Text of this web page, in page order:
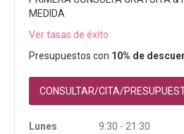
MEDIDA
Ver tasas de éxito
Presupuestos con 10% de
CONSULTAR/CITA/
Lunes
9:30 - 21:30